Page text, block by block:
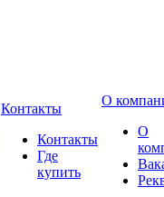
Контакты
Контакты
Где
купить
О
О